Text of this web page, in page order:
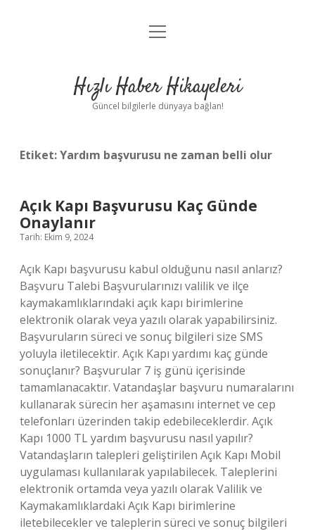
Anasayfa
Yasal Uyarı
menüyü
Hızlı Haber Hikayeleri
Güncel bilgilerle dünyaya bağlan!
Etiket:Yardım başvurusu ne zaman belli olur
Açık Kapı Başvurusu Kaç Günde
Onaylanır
Tarih: Ekim 9, 2024
Açık Kapı başvurusu kabul olduğunu nasıl anlarız?
Başvuru Talebi Başvurularınızı valilik ve ilçe
kaymakamlıklarındaki açık kapı birimlerine
elektronik olarak veya yazılı olarak yapabilirsiniz.
Başvuruların süreci ve sonuç bilgileri size SMS
yoluyla iletilecektir. Açık Kapı yardımı kaç günde
sonuçlanır? Başvurular 7 iş günü içerisinde
tamamlanacaktır. Vatandaşlar başvuru numaralarını
kullanarak sürecin her aşamasını internet ve cep
telefonları üzerinden takip edebileceklerdir. Açık
Kapı 1000 TL yardım başvurusu nasıl yapılır?
Vatandaşların talepleri geliştirilen Açık Kapı Mobil
uygulaması kullanılarak yapılabilecek. Taleplerini
elektronik ortamda veya yazılı olarak Valilik ve
Kaymakamlıklardaki Açık Kapı birimlerine
iletebilecekler ve taleplerin süreci ve sonuç bilgileri